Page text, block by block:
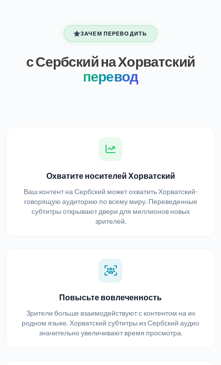
ЗАЧЕМ ПЕРЕВОДИТЬ
с Сербский на Хорватский
перевод
Охватите носителей Хорватский
Ваш контент на Сербский может охватить Хорватский-
говорящую аудиторию по всему миру. Переведенные
субтитры открывают двери для миллионов новых
зрителей.
Повысьте вовлеченность
Зрители больше взаимодействуют с контентом на их
родном языке. Хорватский субтитры из Сербский аудио
значительно увеличивают время просмотра.